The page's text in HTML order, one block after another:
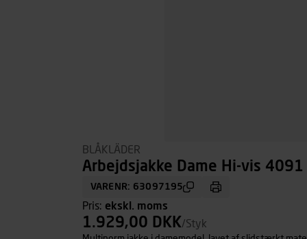
BLÅKLÄDER
Arbejdsjakke Dame Hi-vis
VARENR: 63097195
Pris: ekskl. moms
1.929,00 DKK/Styk